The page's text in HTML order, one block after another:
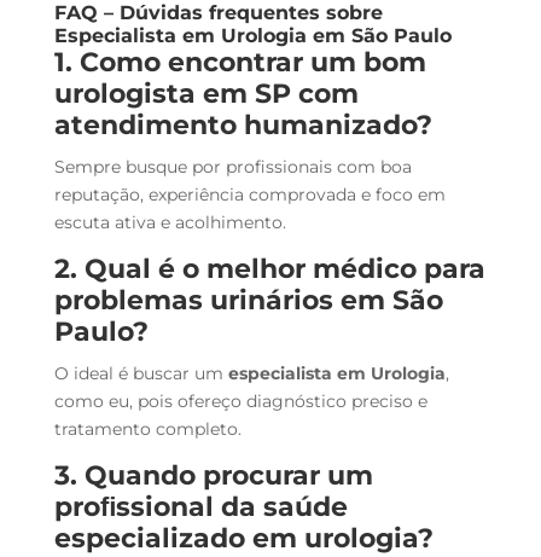
FAQ – Dúvidas frequentes sobre
Especialista em Urologia em São Paulo
1. Como encontrar um bom
urologista em SPcom
atendimento humanizado?
Sempre busque por profissionais com boa
reputação, experiência comprovada e foco em
escuta ativa e acolhimento.
2. Qual é o melhor médico para
problemas urinários em São
Paulo?
O ideal é buscar um especialista em Urologia,
como eu, pois ofereço diagnóstico preciso e
tratamento completo.
3. Quando procurar um
proﬁssional da saúde
especializado em urologia?